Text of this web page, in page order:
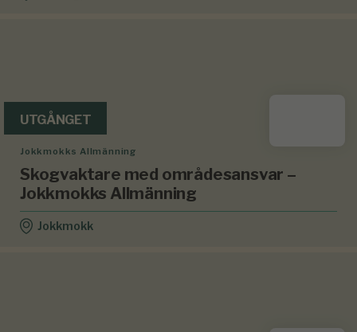
UTGÅNGET
Jokkmokks Allmänning
Skogvaktare med områdesansvar –
Jokkmokks Allmänning
Jokkmokk